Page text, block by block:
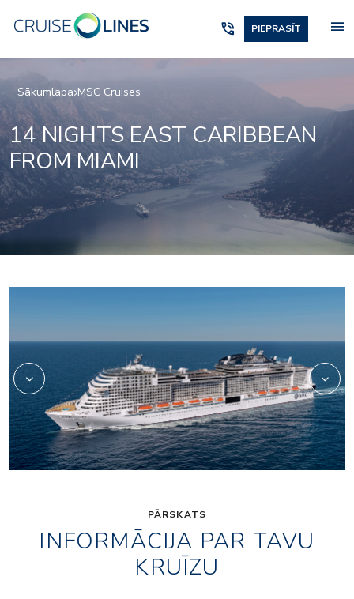
phone_in_talk PIEPRASĪT menu
Sākumlapa MSC Cruises
14 NIGHTS EAST CARIBBEAN
FROM MIAMI
PĀRSKATS
INFORMĀCIJA PAR TAVU
KRUĪZU